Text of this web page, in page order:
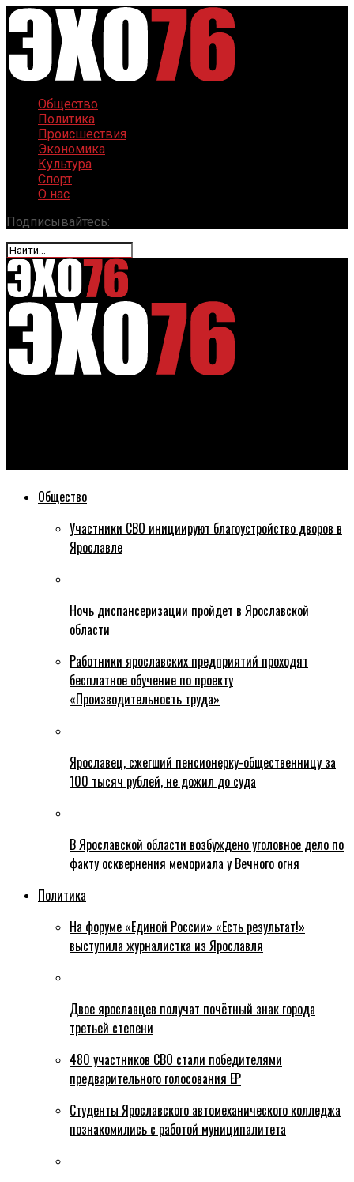
Общество
Политика
Происшествия
Экономика
Культура
Спорт
О нас
Подписывайтесь:
Общество
Участники СВО инициируют благоустройство дворов в
Ярославле
Ночь диспансеризации пройдет в Ярославской
области
Работники ярославских предприятий проходят
бесплатное обучение по проекту
«Производительность труда»
Ярославец, сжегший пенсионерку-общественницу за
100 тысяч рублей, не дожил до суда
В Ярославской области возбуждено уголовное дело по
факту осквернения мемориала у Вечного огня
Политика
На форуме «Единой России» «Есть результат!»
выступила журналистка из Ярославля
Двое ярославцев получат почётный знак города
третьей степени
480 участников СВО стали победителями
предварительного голосования ЕР
Студенты Ярославского автомеханического колледжа
познакомились с работой муниципалитета